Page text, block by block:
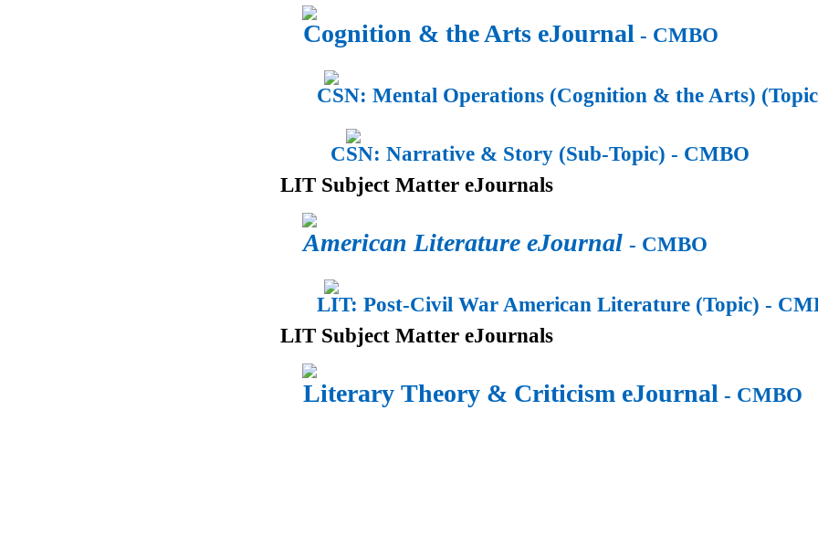
Cognition & the Arts eJournal - CMBO
CSN: Mental Operations (Cognition & the Arts)
CSN: Narrative & Story (Sub-Topic) - CMBO
LIT Subject Matter eJournals
American Literature eJournal - CMBO
LIT: Post-Civil War American Literature (Topic) -
LIT Subject Matter eJournals
Literary Theory & Criticism eJournal - CMBO